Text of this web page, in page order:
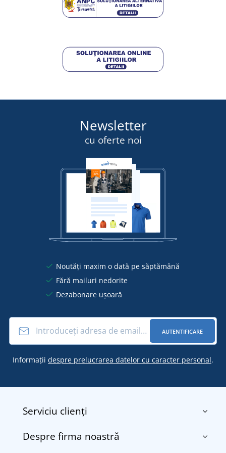
DETALII
DETALII
Newsletter
cu oferte noi
Noutăți maxim o dată pe săptămână
Fără mailuri nedorite
Dezabonare ușoară
AUTENTIFICARE
Informații despre prelucrarea datelor cu caracter personal.
Serviciu clienți
Contact
Despre firma noastră